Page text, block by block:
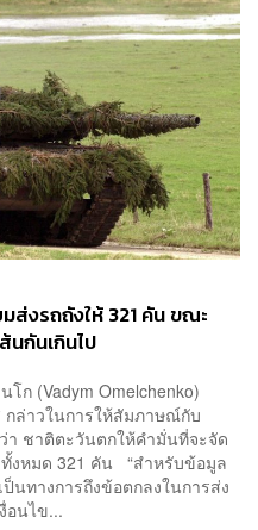
ส่งรถถังให้ 321 คัน ขณะ
นกันเกินไป
ก (Vadym Omelchenko)
กล่าวในการให้สัมภาษณ์กับ
า ชาติตะวันตกให้คำมั่นที่จะจัด
งหมด 321 คัน “สำหรับข้อมูล
นทางการถึงข้อตกลงในการส่ง
อนไข...